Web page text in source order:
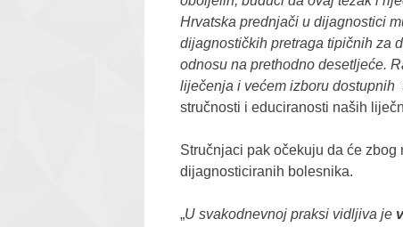
Hrvatska prednjači u dijagnostici
dijagnostičkih pretraga tipičnih za
odnosu na prethodno desetljeće.
liječenja i većem izboru dostupnih
stručnosti i educiranosti naših
Stručnjaci pak očekuju da će
dijagnosticiranih bolesnika.
„U svakodnevnoj praksi vidljiva je